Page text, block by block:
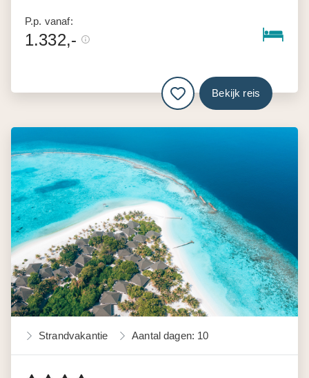
P.p. vanaf:
1.332,-
Bekijk reis
Strandvakantie Aantal dagen: 10